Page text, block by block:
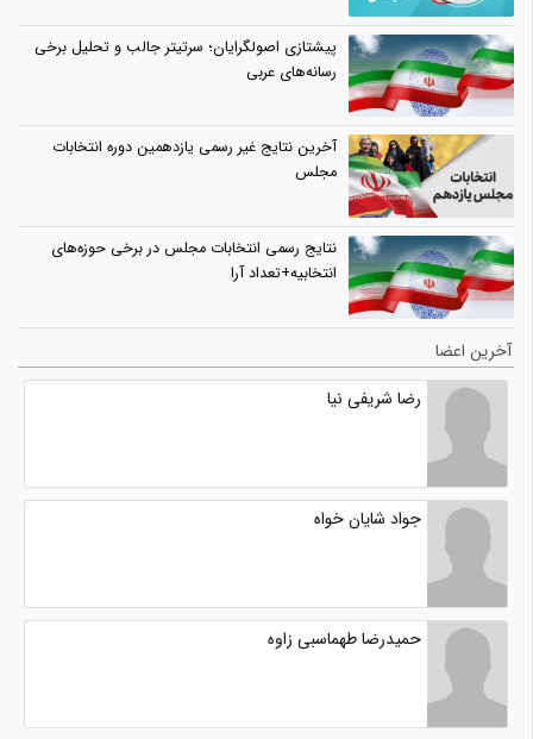
پیشتازی اصولگرایان؛ سرتیتر جالب و تحلیل برخی
رسانه‌های عربی
آخرین نتایج غیر رسمی یازدهمین دوره انتخابات
مجلس
نتایج رسمی انتخابات مجلس در برخی حوزه‌های
انتخابیه+تعداد آرا
آخرین اعضا
رضا شریفی نیا
جواد شایان خواه
حمیدرضا طهماسبی زاوه